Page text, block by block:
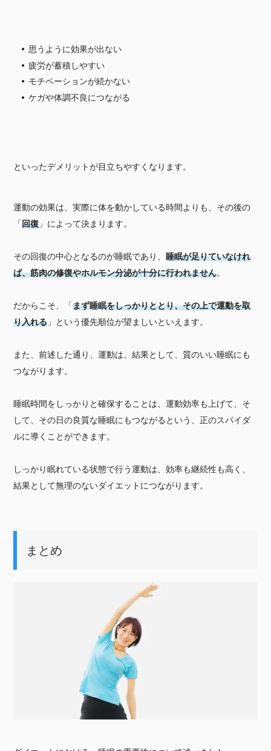
思うように効果が出ない
疲労が蓄積しやすい
モチベーションが続かない
ケガや体調不良につながる
といったデメリットが目立ちやすくなります。
運動の効果は、実際に体を動かしている時間よりも、その後の
「回復 」によって決まります。
その回復の中心となるのが睡眠であり、睡眠が足りていなけれ
ば、筋肉の修復やホルモン分泌が十分に行われません。
だからこそ、「まず睡眠をしっかりととり、その上で運動を取
り入れる 」という優先順位が望ましいといえます。
また、前述した通り、運動は、結果として、質のいい睡眠にも
つながります。
睡眠時間をしっかりと確保することは、運動効率も上げて、そ
して、その日の良質な睡眠にもつながるという、正のスパイダ
ルに導くことができます。
しっかり眠れている状態で行う運動は、効率も継続性も高く、
結果として無理のないダイエットにつながります。
まとめ